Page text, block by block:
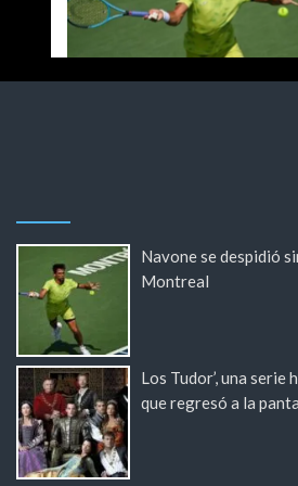
Navone se despidió
Montreal
Los Tudor’, una
que regresó a la